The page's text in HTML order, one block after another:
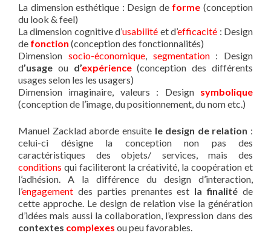
La dimension esthétique : Design de forme (conception
du look & feel)
La dimension cognitive d’usabilité et d’efficacité : Design
de fonction (conception des fonctionnalités)
Dimension socio-économique, segmentation: Design
d’usage ou d’expérience(conception des différents
usages selon les les usagers)
Dimension imaginaire, valeurs : Design symbolique
(conception de l’image, du positionnement, du nom etc.)
Manuel Zacklad aborde ensuite le design de relation :
celui-ci désigne la conception non pas des
caractéristiques des objets/ services, mais des
conditions qui faciliteront la créativité, la coopération et
l’adhésion. A la différence du design d’interaction,
l’engagement des parties prenantes est la finalitéde
cette approche. Le design de relation vise la génération
d’idées mais aussi la collaboration, l’expression dans des
contextes complexes ou peu favorables.